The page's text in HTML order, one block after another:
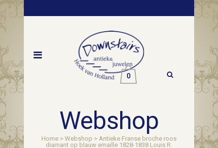
0
Webshop
Home > Webshop > Antieke Franse broche roos
diamant op blauw emaille 1828-1838 Louis R.